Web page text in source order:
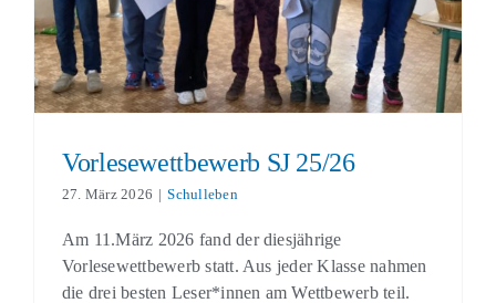
Vorlesewettbewerb SJ 25/26
27. März 2026 | Schulleben
Am 11.März 2026 fand der diesjährige
Vorlesewettbewerb statt. Aus jeder Klasse nahmen
die drei besten Leser*innen am Wettbewerb teil.